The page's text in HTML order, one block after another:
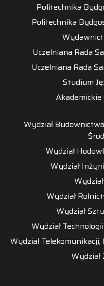
Politechnika
Politechnika
Uczelniana Rada
Uczelniana Rada
Studium
Wydział
Wydział
Wydział
Wydział
Wydział
Wydział
Wydział
Wydział